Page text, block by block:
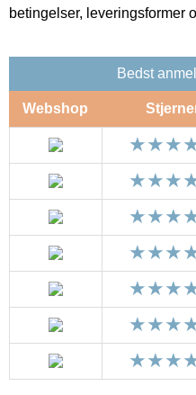
betingelser, leveringsformer
Bedst
Webshop